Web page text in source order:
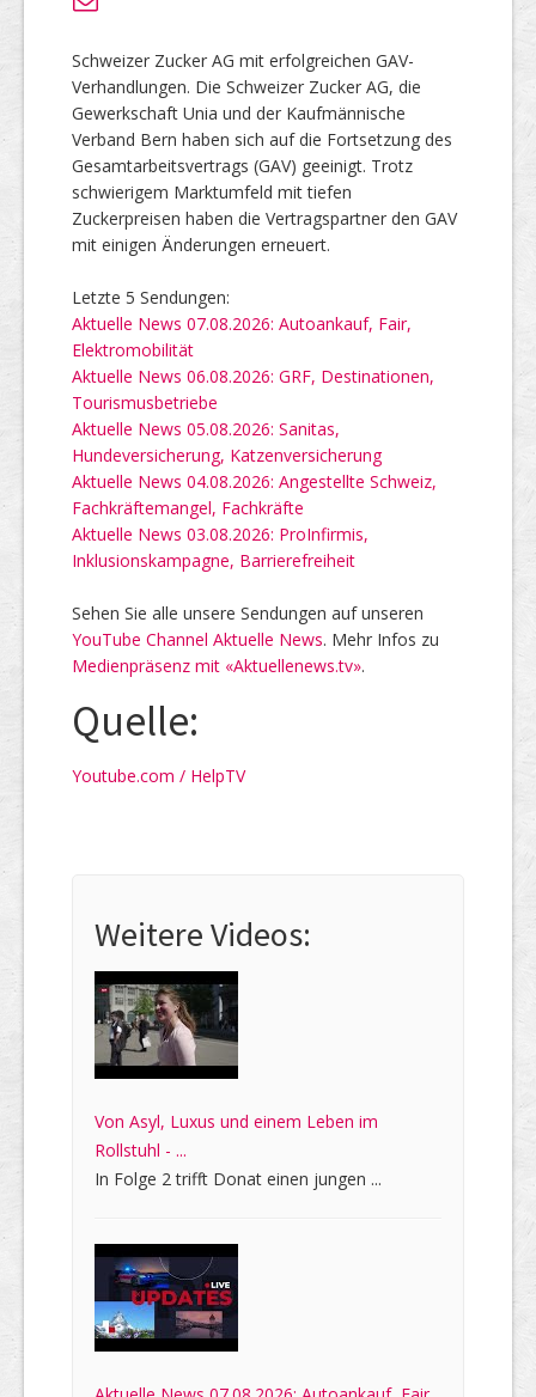
Schweizer Zucker AG mit erfolgreichen GAV-
Verhandlungen. Die Schweizer Zucker AG, die
Gewerkschaft Unia und der Kaufmännische
Verband Bern haben sich auf die Fortsetzung des
Gesamtarbeitsvertrags (GAV) geeinigt. Trotz
schwierigem Marktumfeld mit tiefen
Zuckerpreisen haben die Vertragspartner den GAV
mit einigen Änderungen erneuert.
Letzte 5 Sendungen:
Aktuelle News 07.08.2026: Autoankauf, Fair,
Elektromobilität
Aktuelle News 06.08.2026: GRF, Destinationen,
Tourismusbetriebe
Aktuelle News 05.08.2026: Sanitas,
Hundeversicherung, Katzenversicherung
Aktuelle News 04.08.2026: Angestellte Schweiz,
Fachkräftemangel, Fachkräfte
Aktuelle News 03.08.2026: ProInfirmis,
Inklusionskampagne, Barrierefreiheit
Sehen Sie alle unsere Sendungen auf unseren
YouTube Channel Aktuelle News. Mehr Infos zu
Medienpräsenz mit «Aktuellenews.tv».
Quelle:
Youtube.com / HelpTV
Weitere Videos:
Von Asyl, Luxus und einem Leben im
Rollstuhl - ...
In Folge 2 trifft Donat einen jungen ...